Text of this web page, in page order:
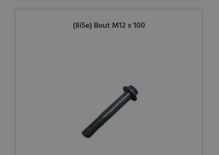
(8i5e) Bout M12 x 100